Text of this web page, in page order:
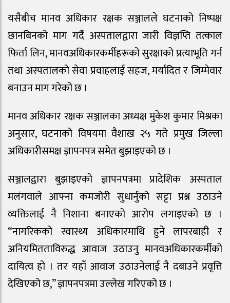
यसैबीच मानव अधिकार रक्षक सञ्जालले घटनाको निष्पक्ष
छानबिनको माग गर्दै अस्पतालद्वारा जारी विज्ञप्ति तत्काल
फिर्ता लिन, मानवअधिकारकर्मीहरूको सुरक्षाको प्रत्याभूति गर्न
तथा अस्पतालको सेवा प्रवाहलाई सहज, मर्यादित र जिम्मेवार
बनाउन माग गरेको छ ।
मानव अधिकार रक्षक सञ्जालका अध्यक्ष मुकेश कुमार मिश्रका
अनुसार, घटनाको विषयमा वैशाख २५ गते प्रमुख जिल्ला
अधिकारीसमक्ष ज्ञापनपत्र समेत बुझाइएको छ ।
सञ्जालद्वारा बुझाइएको ज्ञापनपत्रमा प्रादेशिक अस्पताल
मलंगवाले आफ्ना कमजोरी सुधार्नुको सट्टा प्रश्न उठाउने
व्यक्तिलाई नै निशाना बनाएको आरोप लगाइएको छ ।
“नागरिकको स्वास्थ्य अधिकारमाथि हुने लापरबाही र
अनियमितताविरुद्ध आवाज उठाउनु मानवअधिकारकर्मीको
दायित्व हो । तर यहाँ आवाज उठाउनेलाई नै दबाउने प्रवृत्ति
देखिएको छ,” ज्ञापनपत्रमा उल्लेख गरिएको छ ।